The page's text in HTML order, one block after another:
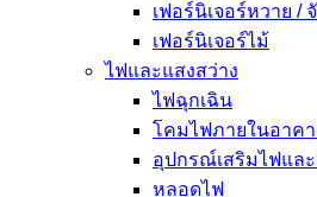
เฟอร์นิเจอร์หวาย /
เฟอร์นิเจอร์ไม้
ไฟและแสงสว่าง
ไฟฉุกเฉิน
โคมไฟภายในอาคา
อุปกรณ์เสริมไฟและ
หลอดไฟ